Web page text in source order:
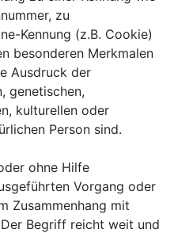
zu
Kennung (z.B. Cookie)
besonderen Merkmalen
Ausdruck der
genetischen,
kulturellen oder
Person sind.
ohne Hilfe
Vorgang oder
Zusammenhang mit
Begriff reicht weit und